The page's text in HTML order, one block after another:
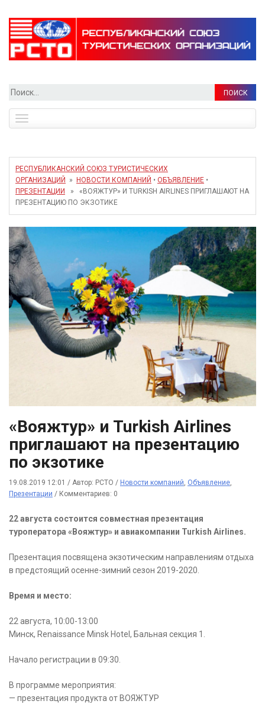
Найти:
navigation
РЕСПУБЛИКАНСКИЙ СОЮЗ ТУРИСТИЧЕСКИХ
ОРГАНИЗАЦИЙ
» НОВОСТИ КОМПАНИЙ • ОБЪЯВЛЕНИЕ •
ПРЕЗЕНТАЦИИ
» «ВОЯЖТУР» И TURKISH AIRLINES ПРИГЛАШАЮТ НА
ПРЕЗЕНТАЦИЮ ПО ЭКЗОТИКЕ
«Вояжтур» и Turkish Airlines
приглашают на презентацию
по экзотике
19.08.2019 12:01 / Автор: РСТО / Новости компаний, Объявление,
Презентации / Комментариев: 0
22 августа состоится совместная презентация
туроператора «Вояжтур» и авиакомпании Turkish Airlines.
Презентация посвящена экзотическим направлениям отдыха
в предстоящий осенне-зимний сезон 2019-2020.
Время и место:
22 августа, 10:00-13:00
Минск, Renaissance Minsk Hotel, Бальная секция 1.
Начало регистрации в 09:30.
В программе мероприятия:
— презентация продукта от ВОЯЖТУР